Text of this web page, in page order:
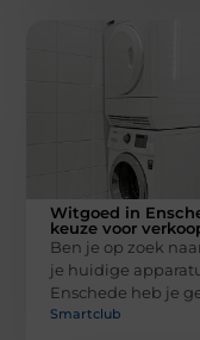
Witgoed in
keuze voor
Ben je op zoek
je huidige
Enschede heb je
Smartclub